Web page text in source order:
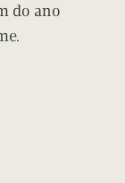
do ano